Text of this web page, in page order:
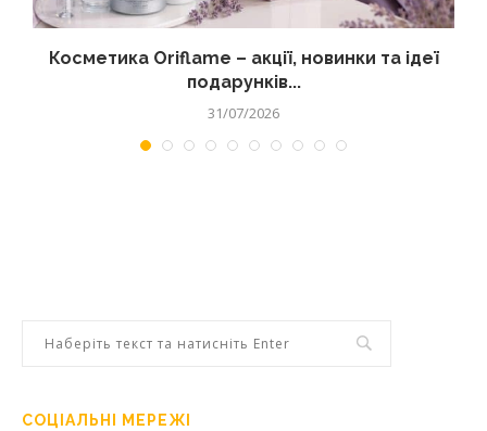
Косметика Oriflame – акції, новинки та ідеї
подарунків...
31/07/2026
СОЦІАЛЬНІ МЕРЕЖІ